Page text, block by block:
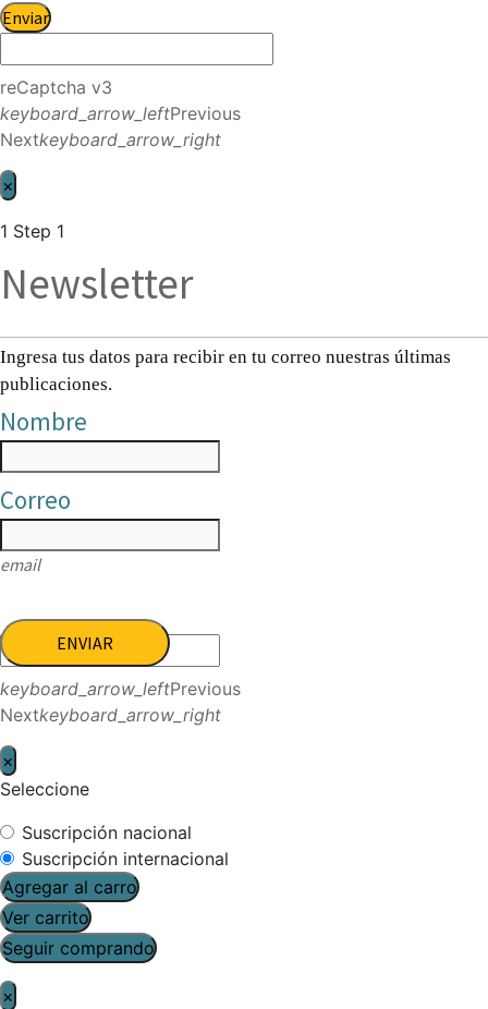
Enviar
reCaptcha v3
keyboard_arrow_leftPrevious
Nextkeyboard_arrow_right
×
1 Step 1
Newsletter
Ingresa tus datos para recibir en tu correo nuestras últimas
publicaciones.
Nombre
Correo
email
ENVIAR
keyboard_arrow_leftPrevious
Nextkeyboard_arrow_right
×
Seleccione
Suscripción nacional
Suscripción internacional
Agregar al carro
Ver carrito
Seguir comprando
×